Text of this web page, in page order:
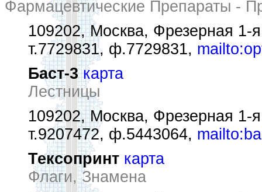
Фармацевтические Препараты -
109202, Москва, Фрезерная 1-
т.7729831, ф.7729831,
Баст-3 карта
Лестницы
109202, Москва, Фрезерная 1-
т.9207472, ф.5443064,
Тексопринт карта
Флаги, Знамена